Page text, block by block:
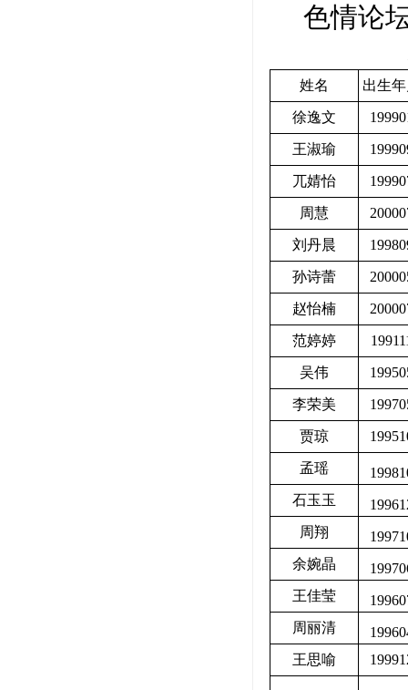
色情论
姓名 出生
徐逸文
王淑瑜
兀婧怡
周慧
刘丹晨
孙诗蕾
赵怡楠
范婷婷
吴伟
李荣美
贾琼
孟瑶
石玉玉
周翔
余婉晶
王佳莹
周丽清
王思喻